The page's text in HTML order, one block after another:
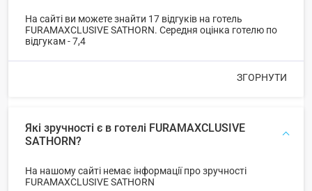
На сайті ви можете знайти 17 відгуків на готель
FURAMAXCLUSIVE SATHORN. Середня оцінка готелю по
відгукам - 7,4
ЗГОРНУТИ
Які зручності є в готелі FURAMAXCLUSIVE
SATHORN?
На нашому сайті немає інформації про зручності
FURAMAXCLUSIVE SATHORN